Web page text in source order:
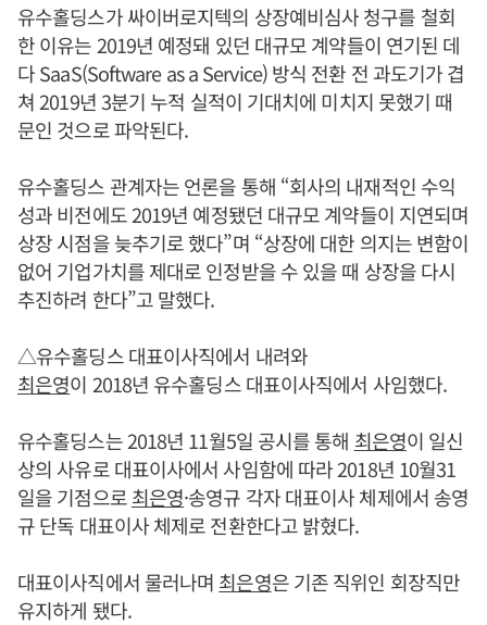
유수홀딩스가 싸이버로지텍의 상장예비심사 청구를 철회
한 이유는 2019년 예정돼 있던 대규모 계약들이 연기된 데
다 SaaS(Software as a Service) 방식 전환 전 과도기가 겹
쳐 2019년 3분기 누적 실적이 기대치에 미치지 못했기 때
문인 것으로 파악된다.
유수홀딩스 관계자는 언론을 통해 “회사의 내재적인 수익
성과 비전에도 2019년 예정됐던 대규모 계약들이 지연되며
상장 시점을 늦추기로 했다”며 “상장에 대한 의지는 변함이
없어 기업가치를 제대로 인정받을 수 있을 때 상장을 다시
추진하려 한다”고 말했다.
△유수홀딩스 대표이사직에서 내려와
최은영이 2018년 유수홀딩스 대표이사직에서 사임했다.
유수홀딩스는 2018년 11월5일 공시를 통해 최은영이 일신
상의 사유로 대표이사에서 사임함에 따라 2018년 10월31
일을 기점으로최은영·송영규 각자 대표이사 체제에서 송영
규 단독 대표이사 체제로 전환한다고 밝혔다.
대표이사직에서 물러나며 최은영은 기존 직위인 회장직만
유지하게 됐다.